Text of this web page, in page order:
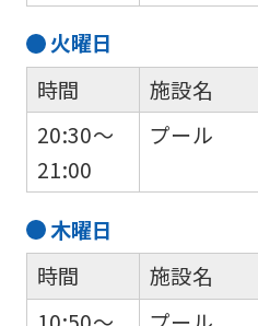
火曜日
時間
20:30～
21:00
施設名
プール
木曜日
時間
施設名